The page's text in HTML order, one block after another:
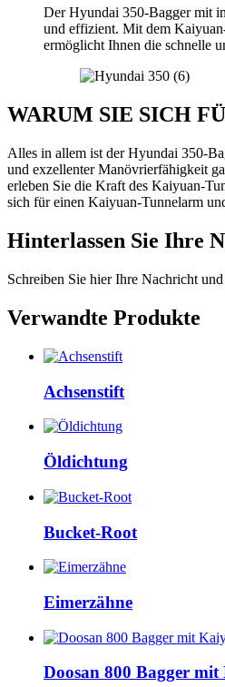
Der Hyundai 350-Bagger mit
und effizient. Mit dem
ermöglicht Ihnen die schnelle
WARUM SIE SICH
Alles in allem ist der Hyundai 350-
und exzellenter Manövrierfähigkeit
erleben Sie die Kraft des Kaiyuan-
sich für einen Kaiyuan-Tunnelarm
Hinterlassen Sie Ihre
Schreiben Sie hier Ihre Nachricht und
Verwandte Produkte
Achsenstift
Öldichtung
Bucket-Root
Eimerzähne
Doosan 800 Bagger